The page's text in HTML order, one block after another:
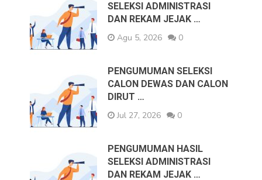
SELEKSI ADMINISTRASI
DAN REKAM JEJAK …
Agu 5, 2026
0
PENGUMUMAN SELEKSI
CALON DEWAS DAN CALON
DIRUT …
Jul 27, 2026
0
PENGUMUMAN HASIL
SELEKSI ADMINISTRASI
DAN REKAM JEJAK …